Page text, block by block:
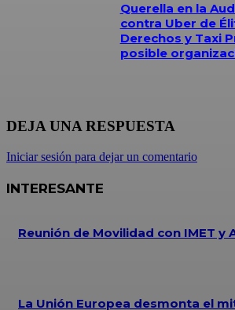
Querella en la
contra Uber de
Derechos y Taxi
posible
DEJA UNA RESPUESTA
Iniciar sesión para dejar un comentario
INTERESANTE
Reunión de Movilidad con IMET y
La Unión Europea desmonta el